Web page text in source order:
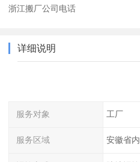
浙江搬厂公司电话
详细说明
服务对象 工厂
服务区域 安徽省内